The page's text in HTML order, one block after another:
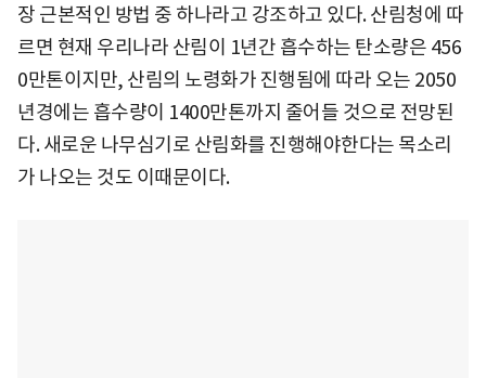
장 근본적인 방법 중 하나라고 강조하고 있다. 산림청에 따
르면 현재 우리나라 산림이 1년간 흡수하는 탄소량은 456
0만톤이지만, 산림의 노령화가 진행됨에 따라 오는 2050
년경에는 흡수량이 1400만톤까지 줄어들 것으로 전망된
다. 새로운 나무심기로 산림화를 진행해야한다는 목소리
가 나오는 것도 이때문이다.